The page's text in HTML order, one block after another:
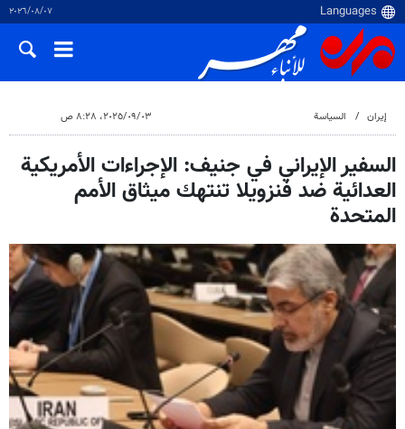
٠٧‏/٠٨‏/٢٠٢٦
إيران السياسة ٠٣‏/٠٩‏/٢٠٢٥، ٨:٢٨ ص
السفير الإيراني في جنيف: الإجراءات الأمريكية
العدائية ضد فنزويلا تنتهك ميثاق الأمم
المتحدة